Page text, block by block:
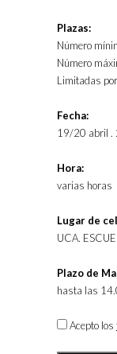
Plazas:
Número
Número
Limitadas
Fecha:
19/20 abril .
Hora:
varias horas
Lugar de
UCA.
Plazo de
hasta las
Acepto los